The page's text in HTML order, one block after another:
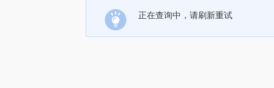
正在查询中，请刷新重试